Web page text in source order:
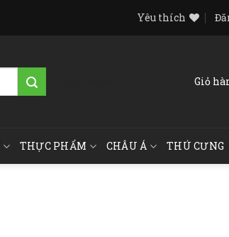
Yêu thích
Giỏ
THỰC PHẨM CHÂU Á THÚ CƯNG